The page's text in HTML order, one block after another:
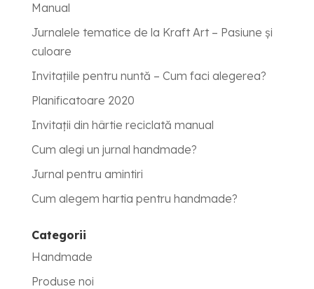
Manual
Jurnalele tematice de la Kraft Art – Pasiune și
culoare
Invitațiile pentru nuntă – Cum faci alegerea?
Planificatoare 2020
Invitații din hârtie reciclată manual
Cum alegi un jurnal handmade?
Jurnal pentru amintiri
Cum alegem hartia pentru handmade?
Categorii
Handmade
Produse noi